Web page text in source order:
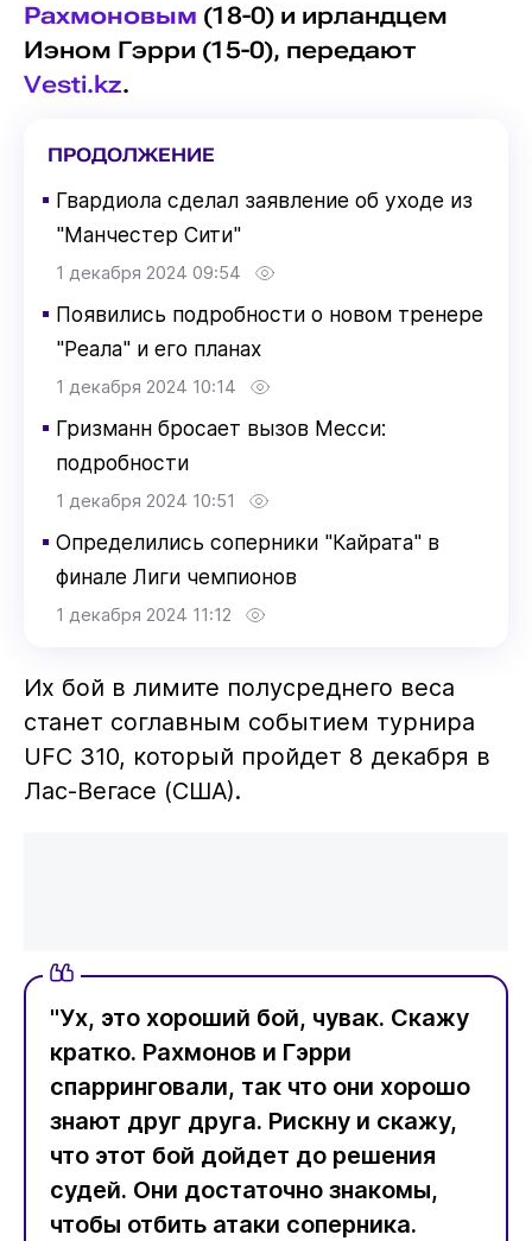
Рахмоновым (18-0) и ирландцем
Иэном Гэрри (15-0), передают
Vesti.kz.
ПРОДОЛЖЕНИЕ
▪ Гвардиола сделал заявление об уходе из
"Манчестер Сити"
1 декабря 2024 09:54
▪ Появились подробности о новом тренере
"Реала" и его планах
1 декабря 2024 10:14
▪ Гризманн бросает вызов Месси:
подробности
1 декабря 2024 10:51
▪ Определились соперники "Кайрата" в
финале Лиги чемпионов
1 декабря 2024 11:12
Их бой в лимите полусреднего веса
станет соглавным событием турнира
UFC 310, который пройдет 8 декабря в
Лас-Вегасе (США).
"Ух, это хороший бой, чувак. Скажу
кратко. Рахмонов и Гэрри
спарринговали, так что они хорошо
знают друг друга. Рискну и скажу,
что этот бой дойдет до решения
судей. Они достаточно знакомы,
чтобы отбить атаки соперника.